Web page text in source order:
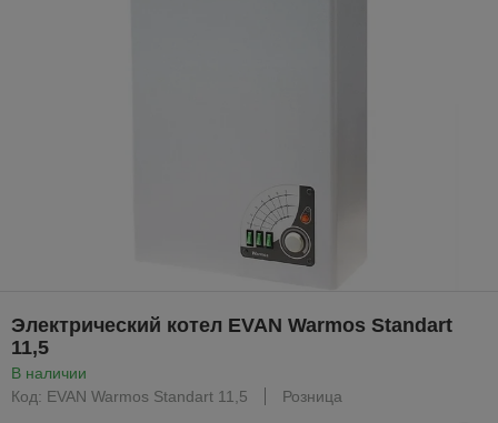
Электрический котел EVAN Warmos Standart
11,5
В наличии
Код: EVAN Warmos Standart 11,5
Розница